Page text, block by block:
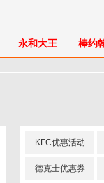
永和大王 棒约
KFC优惠活动
德克士优惠券